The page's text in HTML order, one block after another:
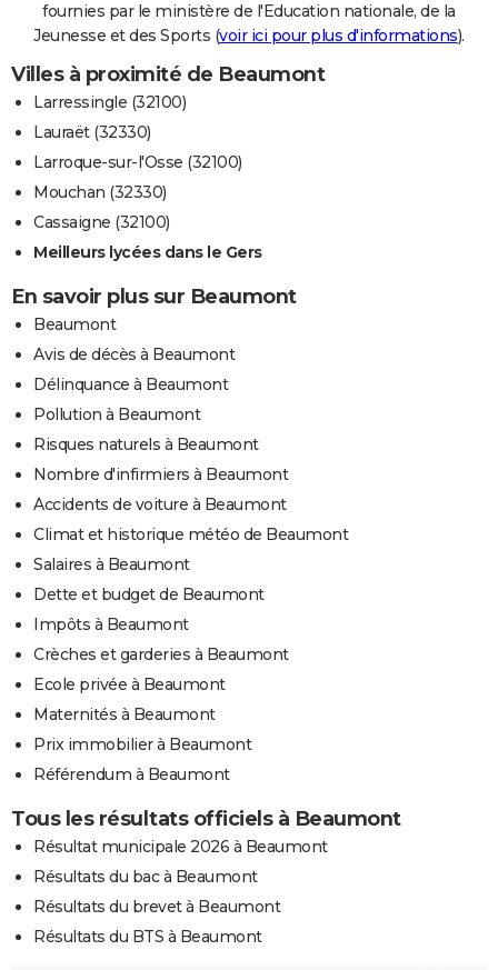
fournies par le ministère de l'Education nationale, de la
Jeunesse et des Sports (voir ici pour plus d'informations).
Villes à proximité de Beaumont
Larressingle (32100)
Lauraët (32330)
Larroque-sur-l'Osse (32100)
Mouchan (32330)
Cassaigne (32100)
Meilleurs lycées dans le Gers
En savoir plus sur Beaumont
Beaumont
Avis de décès à Beaumont
Délinquance à Beaumont
Pollution à Beaumont
Risques naturels à Beaumont
Nombre d'infirmiers à Beaumont
Accidents de voiture à Beaumont
Climat et historique météo de Beaumont
Salaires à Beaumont
Dette et budget de Beaumont
Impôts à Beaumont
Crèches et garderies à Beaumont
Ecole privée à Beaumont
Maternités à Beaumont
Prix immobilier à Beaumont
Référendum à Beaumont
Tous les résultats officiels à Beaumont
Résultat municipale 2026 à Beaumont
Résultats du bac à Beaumont
Résultats du brevet à Beaumont
Résultats du BTS à Beaumont